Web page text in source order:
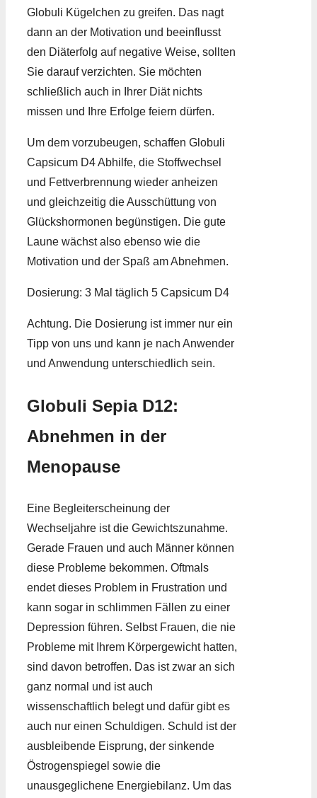
Globuli Kügelchen zu greifen. Das nagt
dann an der Motivation und beeinflusst
den Diäterfolg auf negative Weise, sollten
Sie darauf verzichten. Sie möchten
schließlich auch in Ihrer Diät nichts
missen und Ihre Erfolge feiern dürfen.
Um dem vorzubeugen, schaffen Globuli
Capsicum D4 Abhilfe, die Stoffwechsel
und Fettverbrennung wieder anheizen
und gleichzeitig die Ausschüttung von
Glückshormonen begünstigen. Die gute
Laune wächst also ebenso wie die
Motivation und der Spaß am Abnehmen.
Dosierung: 3 Mal täglich 5 Capsicum D4
Achtung. Die Dosierung ist immer nur ein
Tipp von uns und kann je nach Anwender
und Anwendung unterschiedlich sein.
Globuli Sepia D12:
Abnehmen in der
Menopause
Eine Begleiterscheinung der
Wechseljahre ist die Gewichtszunahme.
Gerade Frauen und auch Männer können
diese Probleme bekommen. Oftmals
endet dieses Problem in Frustration und
kann sogar in schlimmen Fällen zu einer
Depression führen. Selbst Frauen, die nie
Probleme mit Ihrem Körpergewicht hatten,
sind davon betroffen. Das ist zwar an sich
ganz normal und ist auch
wissenschaftlich belegt und dafür gibt es
auch nur einen Schuldigen. Schuld ist der
ausbleibende Eisprung, der sinkende
Östrogenspiegel sowie die
unausgeglichene Energiebilanz. Um das